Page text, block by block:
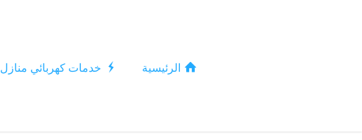
الرئيسية خدمات كهربائي منازل